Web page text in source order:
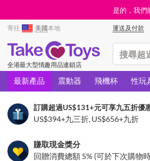
是的，我們
寄往 美國本地 運送及付款
全港最大型情趣用品連鎖店
最新產品 震動器 飛機杯 性玩
訂購超過US$131+元可享九五折優
US$394+九三折, US$656+九折
賺取現金獎分
回贈消費總額 5% (可於下次購物